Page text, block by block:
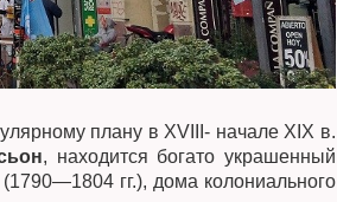
плану в XVIII- начале XIX в.
, находится богато украшенный
гг.), дома колониального